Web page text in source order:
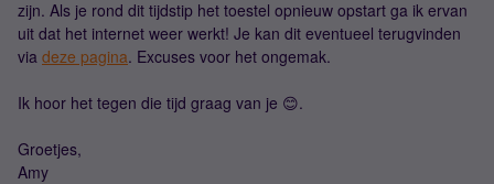
zijn. Als je rond dit tijdstip het toestel opnieuw opstart ga ik ervan
uit dat het internet weer werkt! Je kan dit eventueel terugvinden
via deze pagina. Excuses voor het ongemak.
Ik hoor het tegen die tijd graag van je 😊.
Groetjes,
Amy